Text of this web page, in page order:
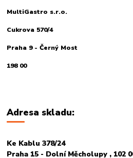
MultiGastro s.r.o.
Cukrova 570/4
Praha 9 - Černý Most
198 00
Adresa skladu:
Ke Kablu 378/24
Praha 15 - Dolní Měcholupy , 102